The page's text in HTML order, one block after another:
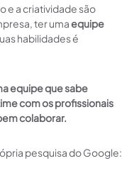
e a criatividade são
ter umaequipe
habilidades é
equipe que sabe
com os profissionais
colaborar.
pesquisa do Google: